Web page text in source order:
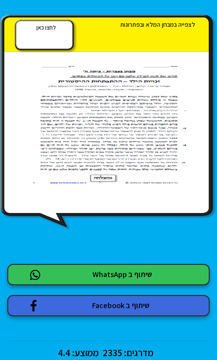
לצפייה במבחן המלא ובפתרונות לחצו כאן
שיתוף ב WhatsApp
שיתוף ב Facebook
מדרגים: 2335 ממוצע:4.4